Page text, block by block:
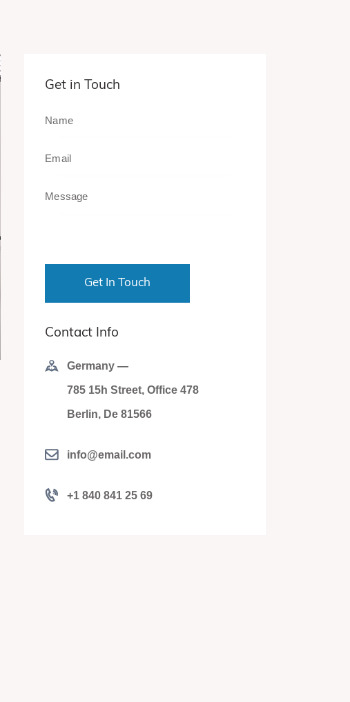
Get in Touch
Contact Info
Germany —
785 15h Street, Office 478
Berlin, De 81566
info@email.com
+1 840 841 25 69